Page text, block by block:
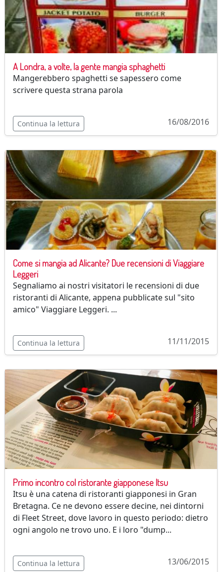
A Londra, a volte, la gente mangia sphaghetti
Mangerebbero spaghetti se sapessero come
scrivere questa strana parola
Continua la lettura 16/08/2016
Come si mangia ad Alicante? Due recensioni di Viaggiare
Leggeri
Segnaliamo ai nostri visitatori le recensioni di due
ristoranti di Alicante, appena pubblicate sul "sito
amico" Viaggiare Leggeri. ...
Continua la lettura 11/11/2015
Primo incontro col ristorante giapponese Itsu
Itsu è una catena di ristoranti giapponesi in Gran
Bretagna. Ce ne devono essere decine, nei dintorni
di Fleet Street, dove lavoro in questo periodo: dietro
ogni angolo ne trovo uno. E i loro "dump...
Continua la lettura 13/06/2015